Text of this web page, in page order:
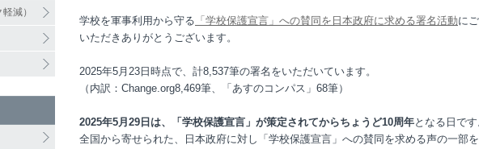
減）
学校を軍事利用から守る 「学校保護宣言」への賛同を日本政府に求める署名活動に
いただきありがとうございます。
2025年5月 23 日時点で、 計8,537筆の署名 をいただいています。
（内訳： Change.org8,469筆、「あすのコンパス」 68筆）
2025年5月29日は、「学校保護宣言」が策定されてからちょうど10周年となる日で
全国から寄せられた、日本政府に対し「学校保護宣言」への賛同を求める声の一部